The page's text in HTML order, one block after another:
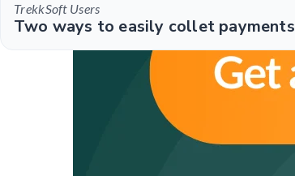
TrekkSoft Users
Two ways to easily collet payments